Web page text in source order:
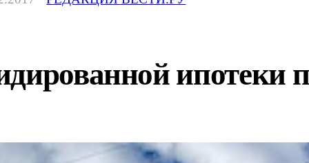
ипотеки